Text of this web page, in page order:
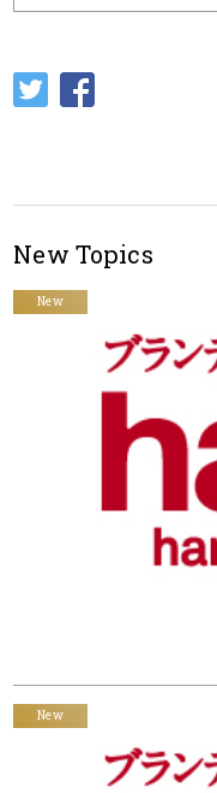
New Topics
New
New